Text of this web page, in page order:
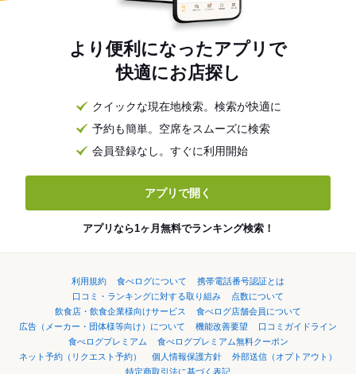
より便利になったアプリで
快適にお店探し
クイックな現在地検索。検索が快適に
予約も簡単。空席をスムーズに検索
会員登録なし。すぐに利用開始
アプリで開く
アプリなら1ヶ月無料でランキング検索！
利用規約 食べログについて
携帯電話番号認証とは
口コミ・ランキングに対する取り組み
点数について
飲食店・飲食企業様向けサービス
食べログ店舗会員について
広告（メーカー・団体様等向け）について
機能改善要望
口コミガイドライン
食べログプレミアム
食べログプレミアム無料クーポン
ネット予約（リクエスト予約）
個人情報保護方針
外部送信（オプトアウト）
特定商取引法に基づく表記